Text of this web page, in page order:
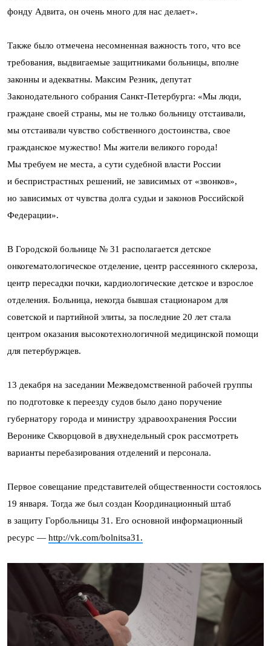
фонду Адвита, он очень много для нас делает».
Также было отмечена несомненная важность того, что все
требования, выдвигаемые защитниками больницы, вполне
законны и адекватны. Максим Резник, депутат
Законодательного собрания Санкт-Петербурга: «Мы люди,
граждане своей страны, мы не только больницу отстаивали,
мы отстаивали чувство собственного достоинства, свое
гражданское мужество! Мы жители великого города!
Мы требуем не места, а сути судебной власти России
и беспристрастных решений, не зависимых от «звонков»,
но зависимых от чувства долга судьи и законов Российской
Федерации».
В Городской больнице № 31 располагается детское
онкогематологическое отделение, центр рассеянного склероза,
центр пересадки почки, кардиологические детское и взрослое
отделения. Больница, некогда бывшая стационаром для
советской и партийной элиты, за последние 20 лет стала
центром оказания высокотехнологичной медицинской помощи
для петербуржцев.
13 декабря на заседании Межведомственной рабочей группы
по подготовке к переезду судов было дано поручение
губернатору города и министру здравоохранения России
Веронике Скворцовой в двухнедельный срок рассмотреть
варианты перебазирования отделений и персонала.
Первое совещание представителей общественности состоялось
19 января. Тогда же был создан Координационный штаб
в защиту Горбольницы 31. Его основной информационный
ресурс — http://vk.com/bolnitsa31.